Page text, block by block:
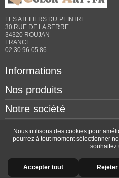
LES ATELIERS DU PEINTRE
30 RUE DE LA SERRE
34320 ROUJAN
FRANCE
02 30 96 05 86
Informations
Nos produits
Notre société
Contactez-nous
Copyright © 2026 - Design
software by
Nous utilisons des cookies pour
pourrez à tout moment sélectionner
souhaitez
Accepter tout